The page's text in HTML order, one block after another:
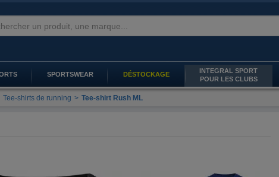
SPORTSWEAR DÉSTOCKAGE
INTEGRAL SPORT
POUR LES CLUBS
Tee-shirts de running > Tee-shirt Rush ML